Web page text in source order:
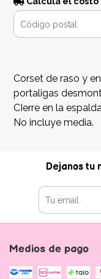
Corset de raso y
portaligas
CIerre en la
No incluye media.
Dejanos tu
Medios de pago